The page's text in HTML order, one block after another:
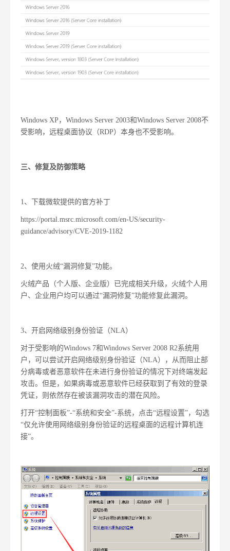
Windows XP，Windows Server 2003和Windows Server 2008不
受影响，远程桌面协议（RDP）本身也不受影响。
三、修复及防御策略
1、下载微软提供的官方补丁
https://portal.msrc.microsoft.com/en-US/security-
guidance/advisory/CVE-2019-1182
2、使用火绒“漏洞修复”功能。
火绒产品（个人版、企业版）已完成相关升级，火绒个人用
户、企业用户均可以通过“漏洞修复”功能修复此漏洞。
3、开启网络级别身份验证（NLA）
对于受影响的Windows 7和Windows Server 2008 R2系统用
户，可以尝试开启网络级别身份验证（NLA），从而阻止部
分病毒或者恶意软件在未进行身份验证的情况下对终端发起
攻击。但是，如果病毒或恶意软件已经获取到了有效的登录
凭证，则依然存在被该漏洞攻击的潜在风险。
打开“控制面板”-“系统和安全”-系统，点击“远程设置”，勾选
“仅允许使用网络级别身份验证的远程桌面的远程计算机连
接”。